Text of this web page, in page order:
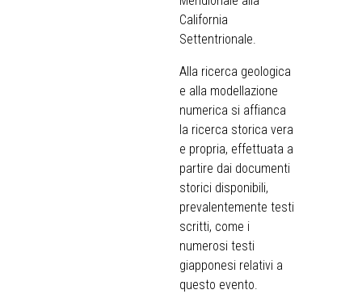
California
Settentrionale.
Alla ricerca geologica
e alla modellazione
numerica si affianca
la ricerca storica vera
e propria, effettuata a
partire dai documenti
storici disponibili,
prevalentemente testi
scritti, come i
numerosi testi
giapponesi relativi a
questo evento.